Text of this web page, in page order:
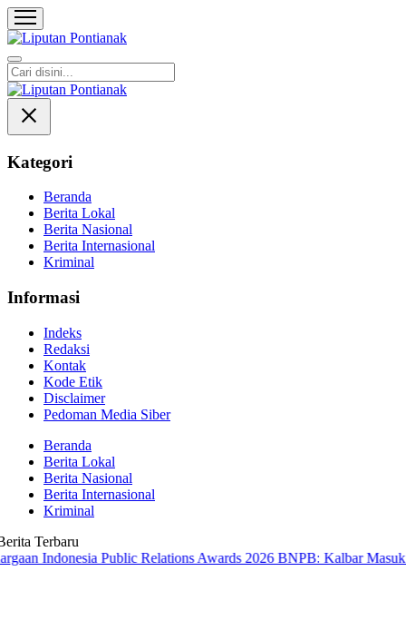
Liputan Pontianak
Berita Terkini dan TerUpdate
Kategori
Beranda
Berita Lokal
Berita Nasional
Berita Internasional
Kriminal
Informasi
Indeks
Redaksi
Kontak
Kode Etik
Disclaimer
Pedoman Media Siber
Beranda
Berita Lokal
Berita Nasional
Berita Internasional
Kriminal
Terbaru
Public Relations Awards 2026 BNPB: Kalbar Masuk Prioritas